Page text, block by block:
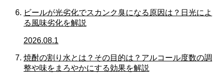
ビールが光劣化でスカンク臭になる原因は？日光によ
る風味劣化を解説
2026.08.1
焼酎の割り水とは？その目的は？アルコール度数の調
整や味をまろやかにする効果を解説